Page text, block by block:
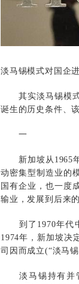
淡马锡模式对国企
其实淡马锡模式
诞生的历史条件、
一
新加坡从1965年
动密集型制造业的
国有企业，也一度
输业，发展到后来
到了1970年代中
1974年，新加坡决
司因而成立(“淡马
淡马锡持有并管